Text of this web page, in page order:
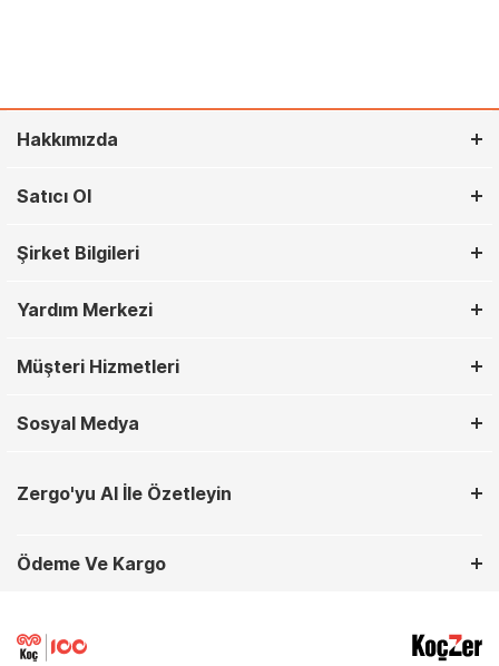
Hakkımızda
Satıcı Ol
Şirket Bilgileri
Yardım Merkezi
Müşteri Hizmetleri
Sosyal Medya
Zergo'yu AI İle Özetleyin
Ödeme Ve Kargo